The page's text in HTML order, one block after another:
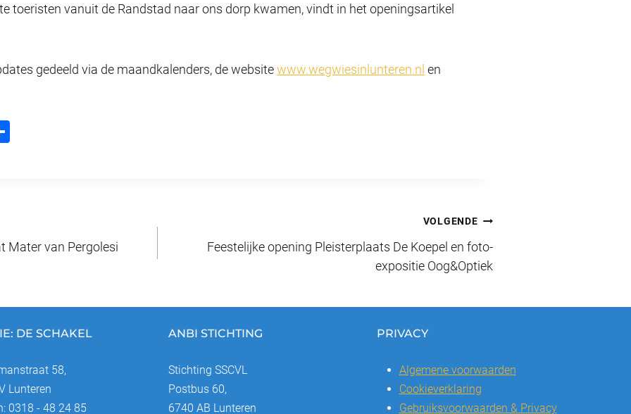
toeristen vanuit de Randstad naar ons dorp kwamen, vindt in het openingsartikel
gedeeld via de maandkalenders, de websitewww.wegwiesinlunteren.nl en
Mater van Pergolesi
VOLGENDE
Feestelijke opening Pleisterplaats De Koepel en foto-
expositie Oog&Optiek
DE SCHAKEL
58,
Lunteren
0318 - 48 24 85
ANBI STICHTING
Stichting SSCVL
Postbus 60,
6740 AB Lunteren
PRIVACY
Algemene voorwaarden
Cookieverklaring
Gebruiksvoorwaarden & Privacy